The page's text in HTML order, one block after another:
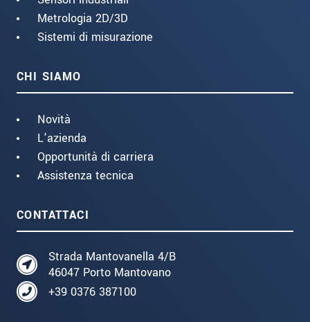
Metrologia 2D/3D
Sistemi di misurazione
CHI SIAMO
Novità
L'azienda
Opportunità di carriera
Assistenza tecnica
CONTATTACI
Strada Mantovanella 4/B
46047 Porto Mantovano
+39 0376 387100